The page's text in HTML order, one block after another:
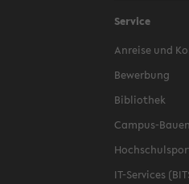
Service
Anreise und
Bewerbung
Bibliothek
Campus-Bauen
IT-Services